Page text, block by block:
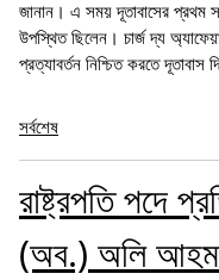
জানান। এ সময় দূতাবাসের প্রথম
উপস্থিত ছিলেন। চার্জ দ্য
প্রত্যাবর্তন নিশ্চিত করতে দূতাবাস
সর্বশেষ
রাষ্ট্রপতি পদে
(অব.) অলি